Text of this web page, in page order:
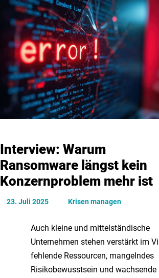
Interview: Warum
Ransomware längst kein
Konzernproblem mehr ist
23. Juli 2025 Krisen managen
Auch kleine und mittelständische
Unternehmen stehen verstärkt im
fehlende Ressourcen, mangelndes
Risikobewusstsein und wachsende